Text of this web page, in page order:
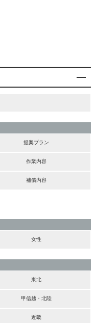
提案プラン
作業内容
補償内容
女性
東北
甲信越・北陸
近畿